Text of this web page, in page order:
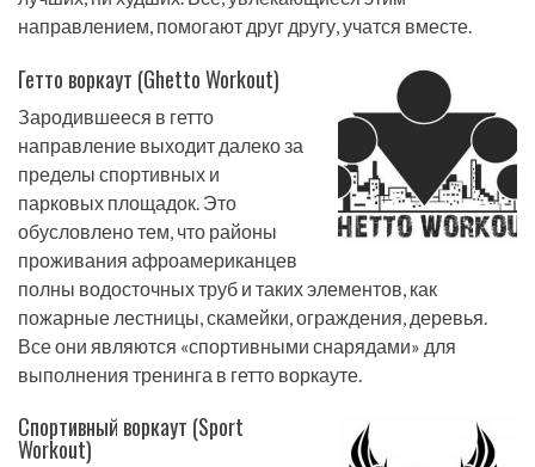
направлением, помогают друг другу, учатся вместе.
Гетто воркаут (Ghetto Workout)
Зародившееся в гетто
направление выходит далеко за
пределы спортивных и
парковых площадок. Это
обусловлено тем, что районы
проживания афроамериканцев
полны водосточных труб и таких элементов, как
пожарные лестницы, скамейки, ограждения, деревья.
Все они являются «спортивными снарядами» для
выполнения тренинга в гетто воркауте.
Спортивный воркаут (Sport
Workout)